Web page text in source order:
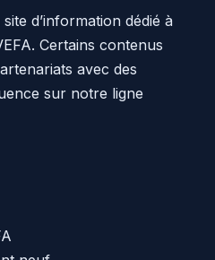
d’information dédié à
Certains contenus
avec des
sur notre ligne